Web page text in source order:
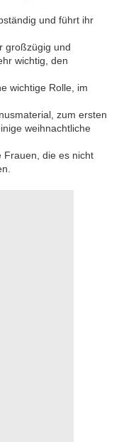
und führt ihr
großzügig und
wichtig, den
wichtige Rolle, im
zum ersten
weihnachtliche
Frauen, die es nicht